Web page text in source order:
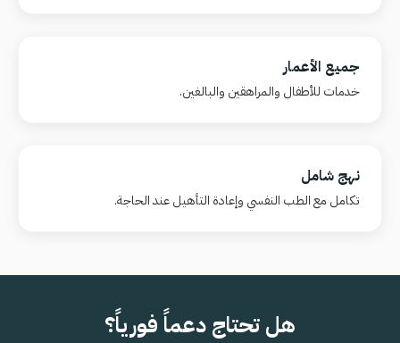
جميع الأعمار
خدمات للأطفال والمراهقين والبالغين.
نهج شامل
تكامل مع الطب النفسي وإعادة التأهيل عند الحاجة.
هل تحتاج دعماً فورياً؟